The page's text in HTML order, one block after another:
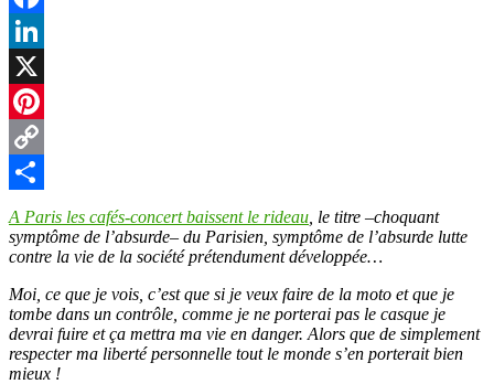
Facebook
LinkedIn
X
Pinterest
Copy
Link
Partager
A Paris les cafés-concert baissent le rideau , le titre –choquant
symptôme de l’absurde– du Parisien, symptôme de l’absurde lutte
contre la vie de la société prétendument développée…
Moi, ce que je vois, c’est que si je veux faire de la moto et que je
tombe dans un contrôle, comme je ne porterai pas le casque je
devrai fuire et ça mettra ma vie en danger. Alors que de simplement
respecter ma liberté personnelle tout le monde s’en porterait bien
mieux !